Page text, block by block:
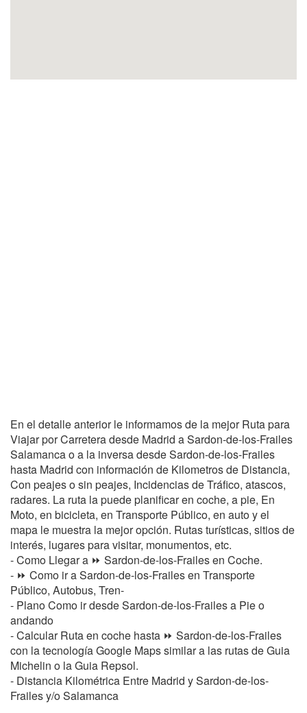
En el detalle anterior le informamos de la mejor Ruta para
Viajar por Carretera desde Madrid a Sardon-de-los-Frailes
Salamanca o a la inversa desde Sardon-de-los-Frailes
hasta Madrid con información de Kilometros de Distancia,
Con peajes o sin peajes, Incidencias de Tráfico, atascos,
radares. La ruta la puede planificar en coche, a pie, En
Moto, en bicicleta, en Transporte Público, en auto y el
mapa le muestra la mejor opción. Rutas turísticas, sitios de
interés, lugares para visitar, monumentos, etc.
- Como Llegar a ⏩ Sardon-de-los-Frailes en Coche.
- ⏩ Como ir a Sardon-de-los-Frailes en Transporte
Público, Autobus, Tren-
- Plano Como ir desde Sardon-de-los-Frailes a Pie o
andando
- Calcular Ruta en coche hasta ⏩ Sardon-de-los-Frailes
con la tecnología Google Maps similar a las rutas de Guia
Michelin o la Guia Repsol.
- Distancia Kilométrica Entre Madrid y Sardon-de-los-
Frailes y/o Salamanca